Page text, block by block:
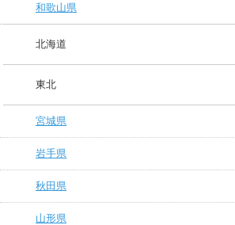
和歌山県
北海道
東北
宮城県
岩手県
秋田県
山形県